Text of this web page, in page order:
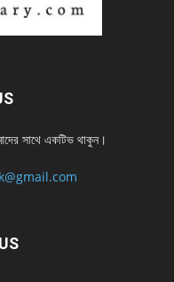
সাথে একটিভ থাকুন।